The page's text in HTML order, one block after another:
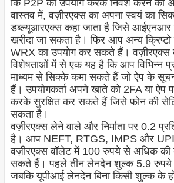
​​कि P2P का उपयोग करके निवेश करने की
वास्तव में, वज़ीरएक्स का अपना स्वयं का
डब्ल्यूआरएक्स कहा जाता है जिसे आईएनआर
खरीदा जा सकता है। फिर आप अन्य
WRX का उपयोग कर सकते हैं। वज़ीरएक्स
विशेषताओं में से एक यह है कि आप विभिन्न
माध्यम से सिक्के कमा सकते हैं जो ऐप के
हैं। उपयोगकर्ता अपने खाते को 2FA या ऐप
करके सुरक्षित कर सकते हैं जिसे फोन की
सकता है।
वज़ीरएक्स लेने वाले और निर्माता पर 0.2
है। आप NEFT, RTGS, IMPS और UPI
वज़ीरएक्स वॉलेट में 100 रुपये से अधिक की
सकते हैं। पहले तीन लेनदेन शुल्क 5.9
जबकि यूपीआई लेनदेन बिना किसी शुल्क के